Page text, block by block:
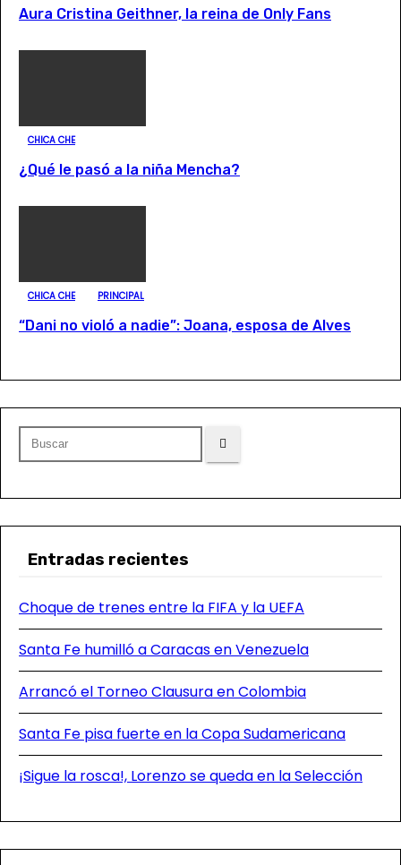
Aura Cristina Geithner, la reina de Only Fans
CHICA CHE
¿Qué le pasó a la niña Mencha?
CHICA CHE PRINCIPAL
“Dani no violó a nadie”: Joana, esposa de Alves
Entradas recientes
Choque de trenes entre la FIFA y la UEFA
Santa Fe humilló a Caracas en Venezuela
Arrancó el Torneo Clausura en Colombia
Santa Fe pisa fuerte en la Copa Sudamericana
¡Sigue la rosca!, Lorenzo se queda en la Selección